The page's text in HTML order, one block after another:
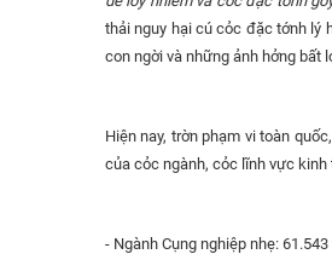
thải nguy hại cú cỏc đặc tớnh lý
con ngời và những ảnh hởng bất
Hiện nay, trờn phạm vi toàn
của cỏc ngành, cỏc lĩnh vực
- Ngành Cụng nghiệp nhẹ: